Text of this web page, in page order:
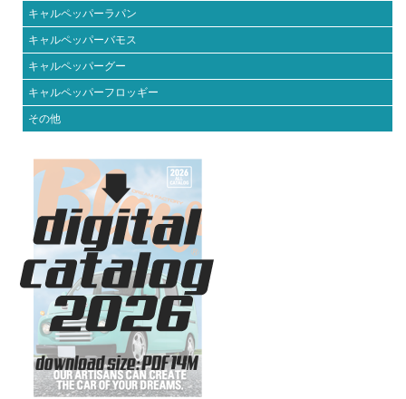
キャルペッパーラパン
キャルペッパーバモス
キャルペッパーグー
キャルペッパーフロッギー
その他